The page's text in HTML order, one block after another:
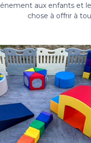
aux enfants et
chose à offrir à